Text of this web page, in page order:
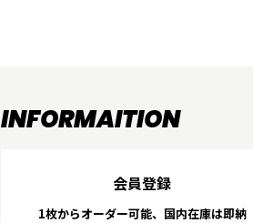
INFORMAITION
会員登録
1枚からオーダー可能、国内在庫は即納